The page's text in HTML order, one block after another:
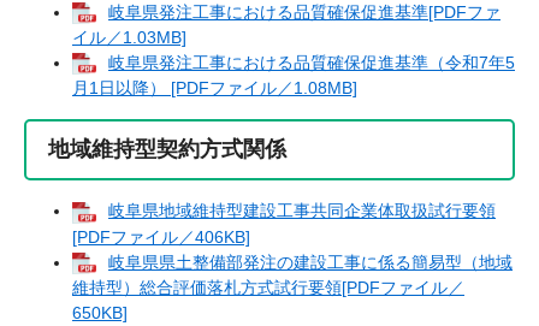
岐阜県発注工事における品質確保促進基準[PDFファ
イル／1.03MB]
岐阜県発注工事における品質確保促進基準（令和7年5
月1日以降） [PDFファイル／1.08MB]
地域維持型契約方式関係
岐阜県地域維持型建設工事共同企業体取扱試行要領
[PDFファイル／406KB]
岐阜県県土整備部発注の建設工事に係る簡易型（地域
維持型）総合評価落札方式試行要領[PDFファイル／
650KB]